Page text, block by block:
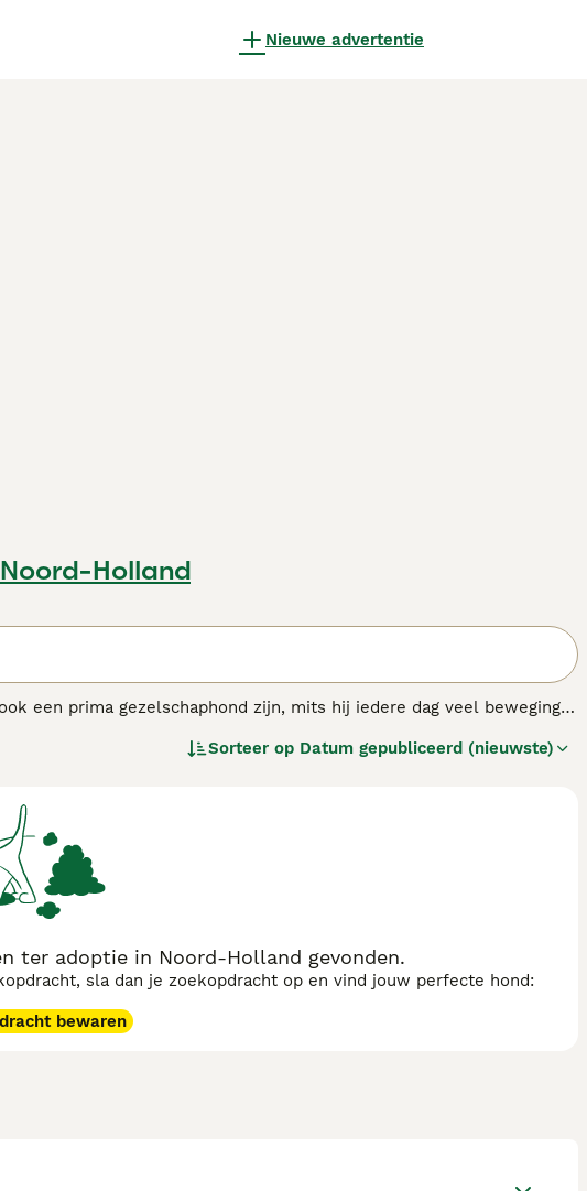
Nieuwe advertentie
Holland
een prima gezelschaphond zijn, mits hij iedere dag veel beweging
Sorteer op Datum gepubliceerd (nieuwste)
ter adoptie in Noord-Holland gevonden.
sla dan je zoekopdracht op en vind jouw perfecte hond:
bewaren